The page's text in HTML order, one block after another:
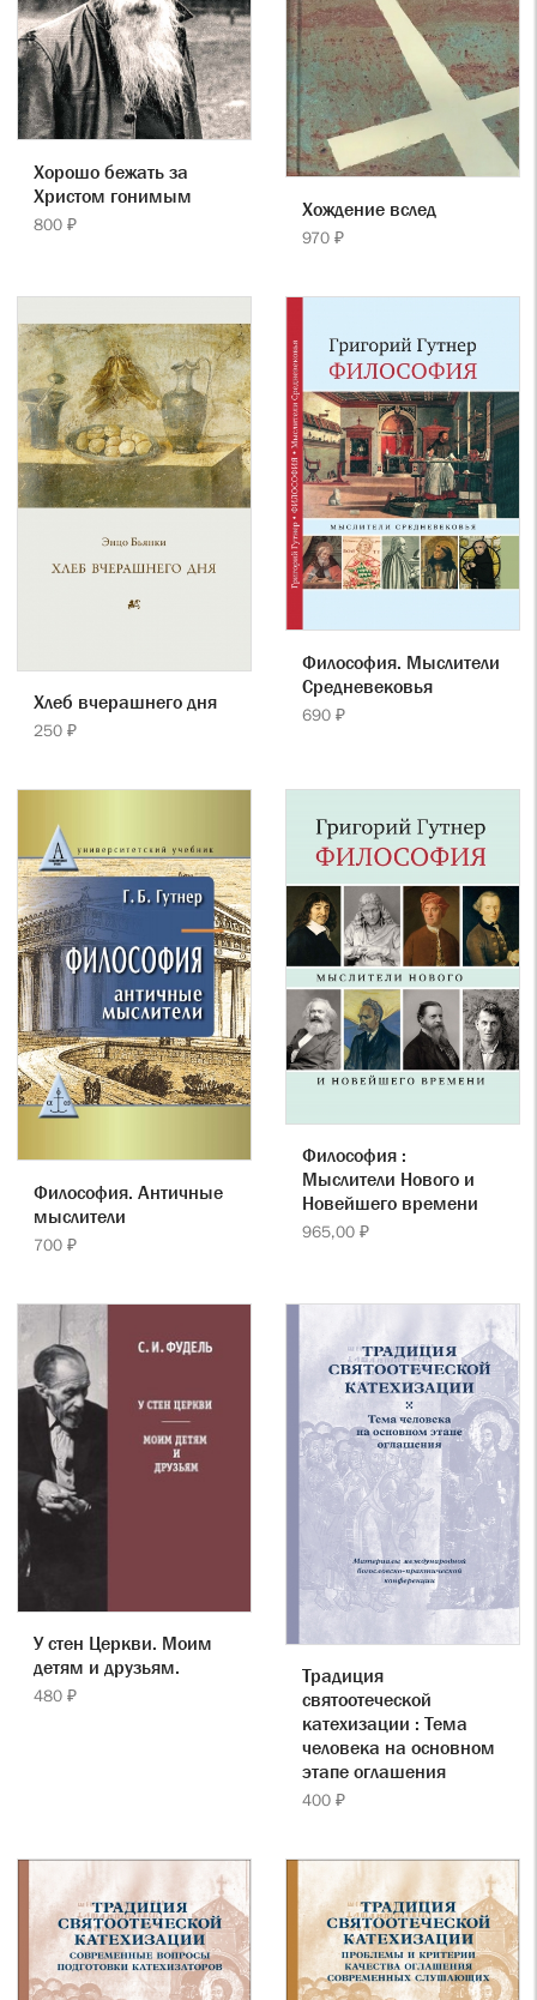
Хорошо бежать за
Христом гонимым
800 ₽
Хождение вслед
970 ₽
Хлеб вчерашнего дня
250 ₽
Философия. Мыслители
Cредневековья
690 ₽
Философия. Античные
мыслители
700 ₽
Философия :
Мыслители Нового и
Новейшего времени
965,00 ₽
У стен Церкви. Моим
детям и друзьям.
480 ₽
Традиция
святоотеческой
катехизации : Тема
человека на основном
этапе оглашения
400 ₽